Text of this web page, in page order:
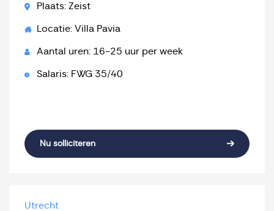
Plaats: Zeist
Locatie: Villa Pavia
Aantal uren: 16-25 uur per week
Salaris: FWG 35/40
Nu solliciteren
Utrecht